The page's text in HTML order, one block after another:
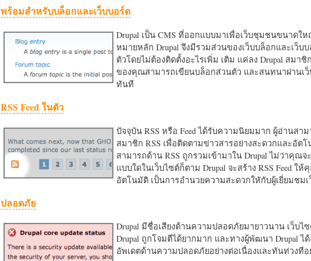
พร้อมสำหรับบล็อกและเว็บบอร์ด
Drupal เป็น CMS ที่ออกแบบมาเพื่อเว็บชุมชนขนาดให
หมายหลัก Drupal จึงมีรวมส่วนของเว็บบล็อกและเว็บ
ตัวโดยไม่ต้องติดตั้งอะไรเพิ่ม เติม แค่ลง Drupal สมาชิ
ของคุณสามารถเขียนบล็อกส่วนตัว และสนทนาผ่านเว็
ทันที
RSS Feed ในตัว
ปัจจุบัน RSS หรือ Feed ได้รับความนิยมมาก ผู้อ่านสา
สมาชิก RSS เพื่อติดตามข่าวสารอย่างสะดวกและอัต
สามารถด้าน RSS ถูกรวมเข้ามาใน Drupal ไม่ว่าคุณจ
แบบใดในเว็บไซต์ก็ตาม Drupal จะสร้าง RSS Feed ให้
อัตโนมัติ เป็นการอำนวยความสะดวกใหักับผู้เยี่ยมชม
ปลอดภัย
Drupal มีชื่อเสียงด้านความปลอดภัยมายาวนาน เว็บไ
Drupal ถูกโจมตีได้ยากมาก และทางผู้พัฒนา Drupal ไ
อัพเดตด้านความปลอดภัยอย่างต่อเนื่องและทันท่วงทีอ